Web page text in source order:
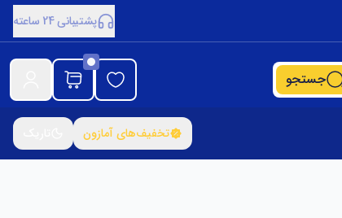
پشتیبانی 24 ساعته
جستجو
تخفیف‌های آمازون